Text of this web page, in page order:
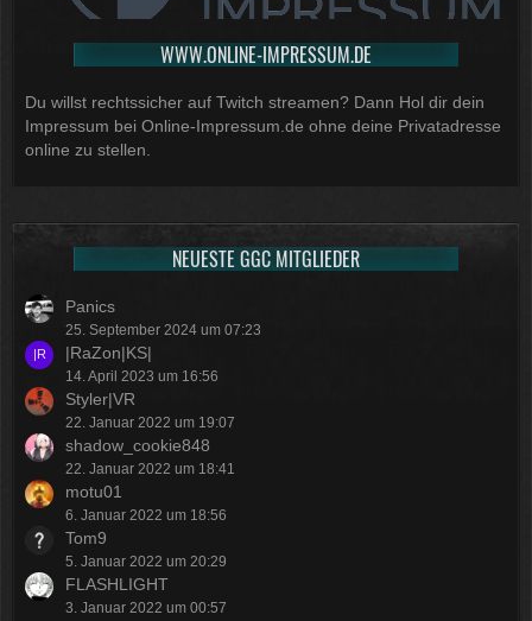
WWW.ONLINE-IMPRESSUM.DE
Du willst rechtssicher auf Twitch streamen? Dann Hol dir dein
Impressum bei Online-Impressum.de ohne deine Privatadresse
online zu stellen.
NEUESTE GGC MITGLIEDER
Panics
25. September 2024 um 07:23
|RaZon|KS|
14. April 2023 um 16:56
Styler|VR
22. Januar 2022 um 19:07
shadow_cookie848
22. Januar 2022 um 18:41
motu01
6. Januar 2022 um 18:56
Tom9
5. Januar 2022 um 20:29
FLASHLIGHT
3. Januar 2022 um 00:57